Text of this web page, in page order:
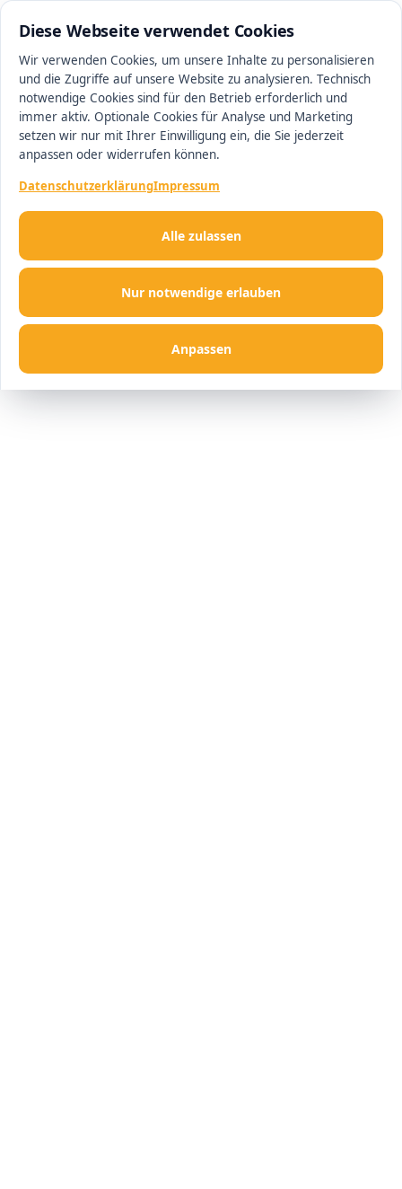
Diese Webseite verwendet Cookies
Wir verwenden Cookies, um unsere Inhalte zu personalisieren
und die Zugriffe auf unsere Website zu analysieren. Technisch
notwendige Cookies sind für den Betrieb erforderlich und
immer aktiv. Optionale Cookies für Analyse und Marketing
setzen wir nur mit Ihrer Einwilligung ein, die Sie jederzeit
anpassen oder widerrufen können.
DatenschutzerklärungImpressum
Nur notwendige erlauben
Anpassen
Alle zulassen